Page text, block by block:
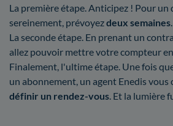
La première étape. Anticipez ! Pour un
sereinement, prévoyezdeux semaines.
La seconde étape. En prenant un
allez pouvoir mettre votre compteur
Finalement, l'ultime étape. Une fois
un abonnement, un agent Enedis
définir un rendez-vous. Et la lumière